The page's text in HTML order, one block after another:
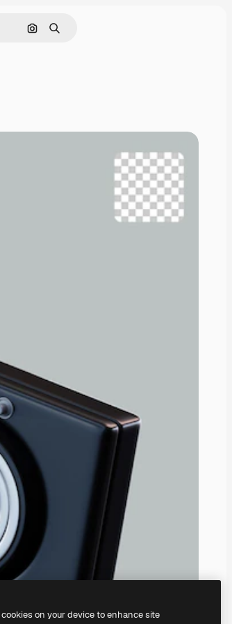
Pesquisar por imagem
Buscar
on your device to enhance site